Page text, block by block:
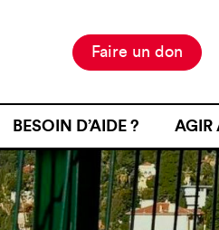
BESOIN D’AIDE ?
JE SUIS EN ZONE D’ATTENTE
SE RENDRE EN ZONE
AGIR
Faire un don